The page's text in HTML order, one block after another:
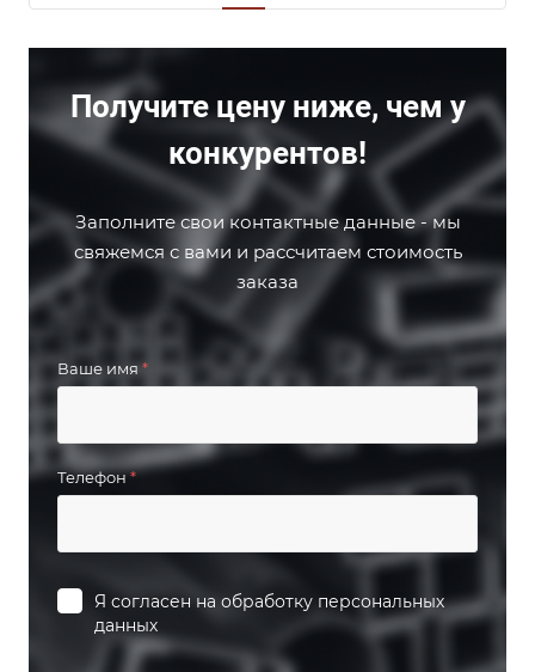
Получите цену ниже, чем у
конкурентов!
Заполните свои контактные данные - мы
свяжемся с вами и рассчитаем стоимость
заказа
Ваше имя *
Телефон*
Я согласен на обработку персональных
данных